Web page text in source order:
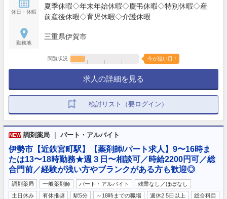
休日・休暇
夏季休暇◇年末年始休暇◇慶弔休暇◇特別休暇◇産
前産後休暇◇育児休暇◇介護休暇
勤務地
三重県伊賀市
閲覧状況 今が狙い目！
求人の詳細を見る
検討リスト（要ログイン）
NEW 調剤薬局 ｜ パート・アルバイト
伊勢市【近鉄宮町駅】【薬剤師/パート求人】9〜16時ま
たは13〜18時勤務★週３日〜相談可／時給2200円可／総
合門前／経験が浅い方やブランクがある方も歓迎◎
調剤薬局 一般薬剤師 パート・アルバイト
残業なし／ほぼなし
土日休み
有休推奨 駅5分 ～18時までの職場 週休2.5日以上 総合科目